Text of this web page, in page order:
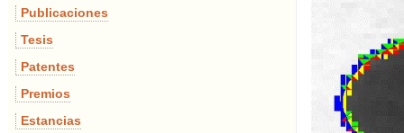
Publicaciones
Tesis
Patentes
Premios
Estancias